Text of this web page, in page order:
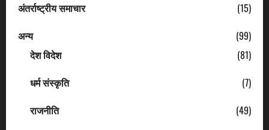
अंतर्राष्ट्रीय समाचार
(15)
अन्य
(99)
देश विदेश
(81)
धर्म संस्कृति
(7)
राजनीति
(49)